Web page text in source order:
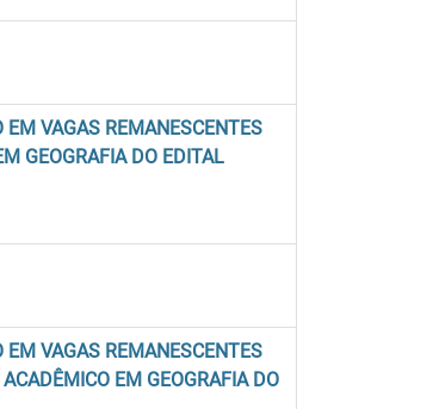
VAGAS REMANESCENTES
GEOGRAFIA DO EDITAL
VAGAS REMANESCENTES
EM GEOGRAFIA DO